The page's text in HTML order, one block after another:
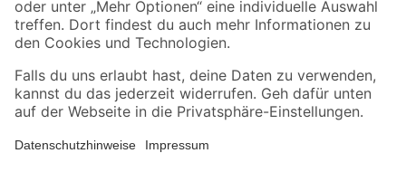
Alle Preisangaben in EUR inkl. gesetzl. MwSt.. Die dargestellten Angebote sind unter
Umständen nicht in allen Märkten verfügbar. Die angegebenen Verfügbarkeiten beziehen
Produkte nur solange der Vorrat reicht.
*Paketversand ab 59 € versandkostenfrei, gilt nicht für Artikel mit Speditionsversand, hier